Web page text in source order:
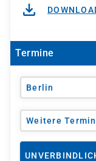
Termine
Berlin
Weitere